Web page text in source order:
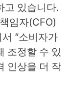
고 있습니다.
임자(CFO)
“소비자가
조정할 수 있
인상을 더 작